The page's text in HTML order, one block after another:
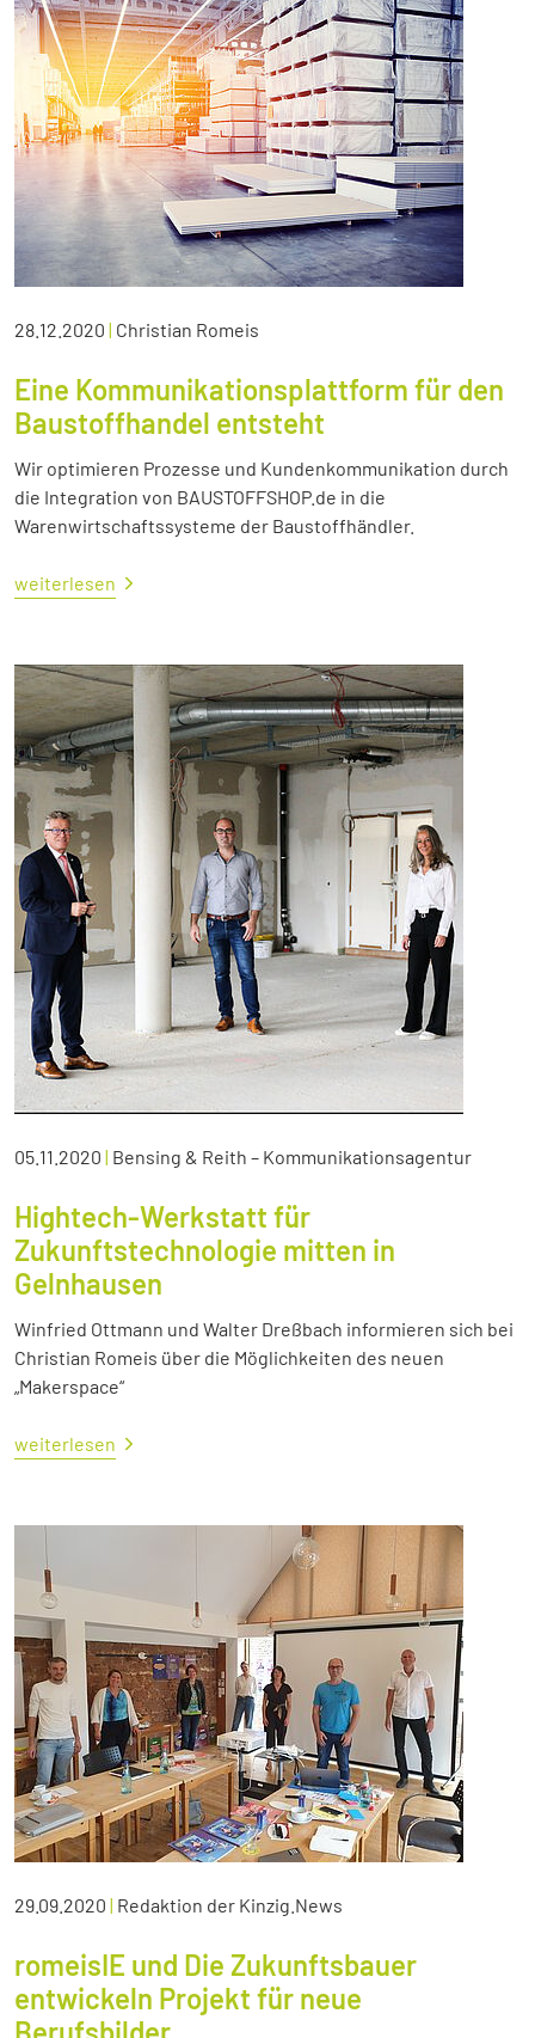
28.12.2020 | Christian Romeis
Eine Kommunikationsplattform für den
Baustoffhandel entsteht
Wir optimieren Prozesse und Kundenkommunikation durch
die Integration von BAUSTOFFSHOP.de in die
Warenwirtschaftssysteme der Baustoffhändler.
weiterlesen
05.11.2020 | Bensing & Reith – Kommunikationsagentur
Hightech-Werkstatt für
Zukunftstechnologie mitten in
Gelnhausen
Winfried Ottmann und Walter Dreßbach informieren sich bei
Christian Romeis über die Möglichkeiten des neuen
„Makerspace“
weiterlesen
29.09.2020 | Redaktion der Kinzig.News
romeisIE und Die Zukunftsbauer
entwickeln Projekt für neue